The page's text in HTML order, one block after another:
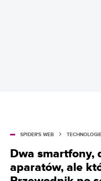
SPIDER'S WEB
Dwa smartfony,
aparatów, ale